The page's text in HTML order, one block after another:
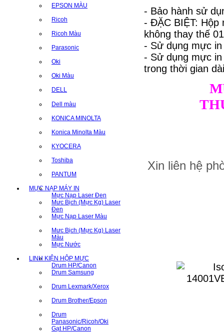
EPSON MÀU
Ricoh
Ricoh Màu
Parasonic
Oki
Oki Màu
DELL
Dell màu
KONICA MINOLTA
Konica Minolta Màu
KYOCERA
Toshiba
PANTUM
MỰC NẠP MÁY IN
Mực Nạp Laser Đen
Mưc Bịch (Mực Kg) Laser
Đen
Mực Nạp Laser Màu
Mưc Bịch (Mực Kg) Laser
Màu
Mực Nước
LINH KIỆN HỘP MỰC
Drum HP/Canon
Drum Samsung
Drum Lexmark/Xerox
Drum Brother/Epson
Drum
Panasonic/Ricoh/Oki
Gạt HP/Canon
- Bảo hành sử
- ĐẶC BIỆT: Hộp
không thay thế
- Sử dụng mực
- Sử dụng mực
trong thời gian
Xin liên hệ